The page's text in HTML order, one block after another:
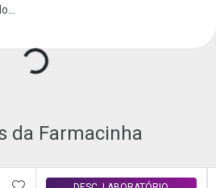
do seller...
da Farmacinha
ADICIONAR AOS FAVORITOS